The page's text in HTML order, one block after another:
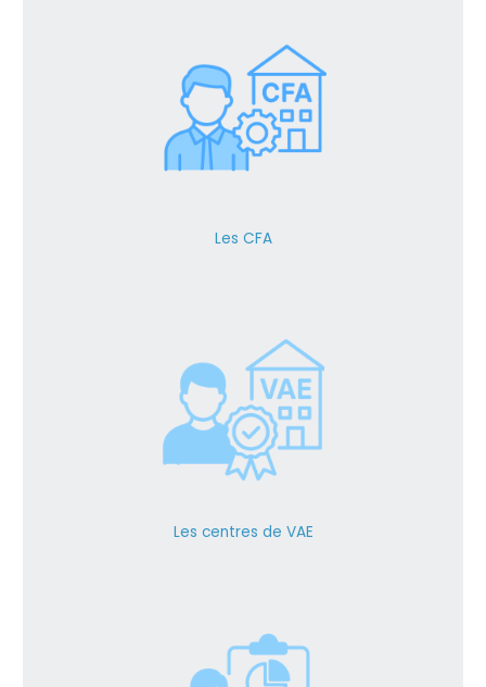
Les CFA
Les centres de VAE